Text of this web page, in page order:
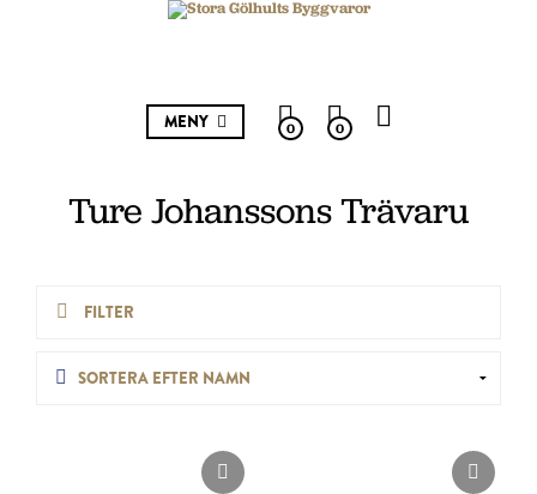
MENY 0 0
Ture Johanssons Trävaru
FILTER